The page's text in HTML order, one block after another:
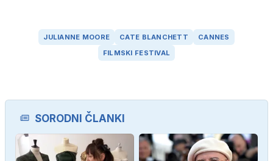
JULIANNE MOORE CATE BLANCHETT
CANNES
FILMSKI FESTIVAL
SORODNI ČLANKI